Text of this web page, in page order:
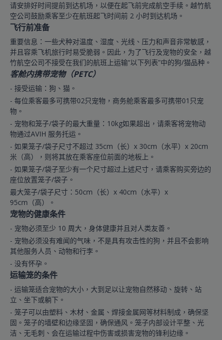
请安排好时间提前到达机场，以便在起飞前完成航空手续。越竹航
空公司鼓励乘客至少在航班起飞时间前 2 小时到达机场。
飞行前准备
重要信息：一些犬种对温度、湿度、光线、压力和声音非常敏感，
并且容乘飞机旅行时易受脆弱。因此，为了飞行及宠物的安全，越
竹航空公司不接受在我们的航班上运输“以下列表”中的狗/猫品种。
客舱内携带宠物（PETC）
- 接受运输：狗、猫。
- 每位乘客最多可携带02只宠物，商务舱乘客最多可携带01只宠
物。
- 宠物和笼子/袋子的最大重量：10kg如果超出，请乘客将宠物动
物通过AVIH 服务托运。
- 如果笼子/袋子尺寸不超过 35cm（长）x 30cm（水平）x 20cm
米（高），则将其放在乘客座位前面的地板上。
- 如果笼子/袋子至少有一个尺寸超过上述尺寸，请乘客购买旁边的
座位放置笼子/袋子。
最大笼子/袋子尺寸：50cm（长）x 40cm（水平）x
95cm（高）。
宠物的健康条件
- 宠物必须至少 10 周大，身体健康并且对人类友善。
- 宠物必须没有难闻的气味，不是具有攻击性的狗，并且不会影响
其他服务人员、动物和行李。
- 没有怀孕。
运输笼的条件
- 运输笼适合宠物的大小，大到足以让宠物自然移动、旋转、站
立、坐下或躺下。
- 笼子可以由塑料、木材、金属、焊接金属网等材料制成，确保坚
固。笼子的墙壁和边缘坚固，确保通风。笼子内部设计平整、光
洁、无毛刺、会在运输过程中伤害或损害宠物的锋利边缘。